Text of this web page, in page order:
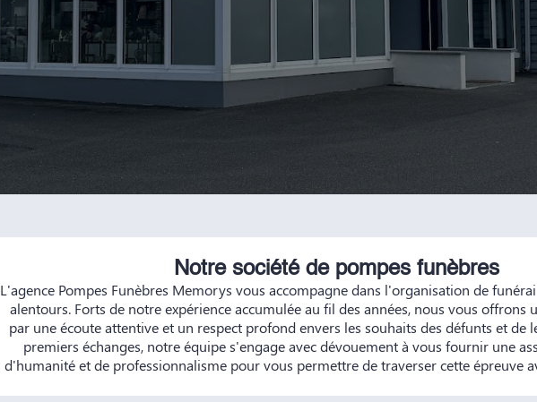
Notre société de pompes funèbres
L'agence Pompes Funèbres Memorys vous accompagne dans l'organisation de
alentours. Forts de notre expérience accumulée au fil des années, nous vous offrons
par une écoute attentive et un respect profond envers les souhaits des défunts et de
premiers échanges, notre équipe s'engage avec dévouement à vous fournir une
d'humanité et de professionnalisme pour vous permettre de traverser cette épreuve